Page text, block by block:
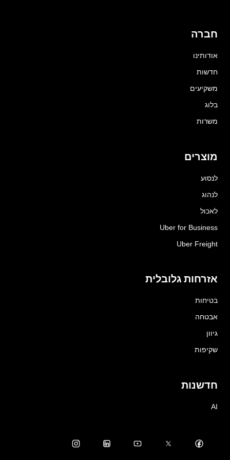
חברה
אודותינו
חדשות
משקיעים
בלוג
משרות
מוצרים
לנסוע
לנהוג
לאכול
Uber for Business
Uber Freight
אזרחות גלובלית
בטיחות
אבטחה
גיוון
שקיפות
חדשנות
AI